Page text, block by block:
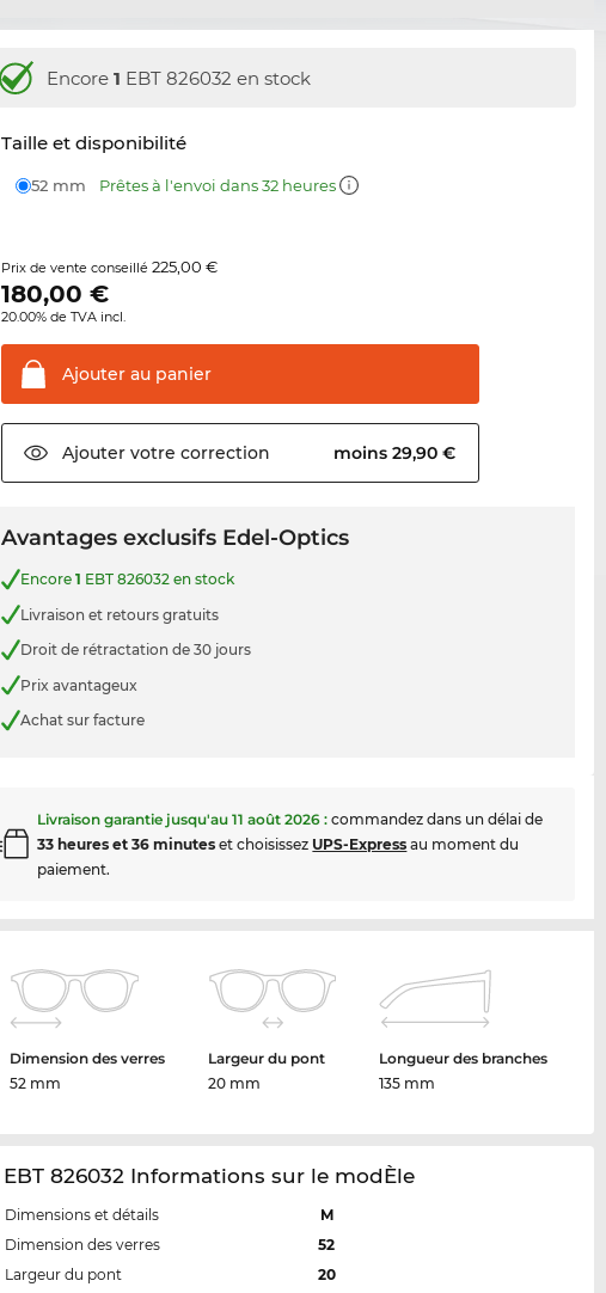
Encore1 EBT 826032 en stock
Taille et disponibilité
52 mm Prêtes à l'envoi dans 32 heures
Prix de vente conseillé225,00 €
180,00 €
20.00% de TVA incl.
Ajouter au panier
Ajouter votre correction moins 29,90 €
Avantages exclusifs Edel-Optics
Encore1 EBT 826032 en stock
Livraison et retours gratuits
Droit de rétractation de 30 jours
Prix avantageux
Achat sur facture
Livraison garantie jusqu'au11 août 2026 : commandez dans un délai de
33 heures et 36 minutes et choisissez UPS-Express au moment du
paiement.
Dimension des verres
52 mm
Largeur du pont
20 mm
Longueur des branches
135 mm
EBT 826032 Informations sur le modÈle
Dimensions et détails
M
Dimension des verres
52
Largeur du pont
20